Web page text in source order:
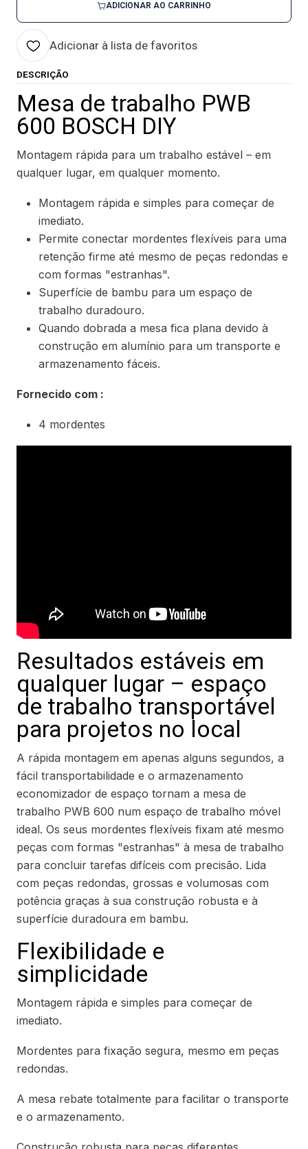
ADICIONAR AO CARRINHO
Adicionar à lista de favoritos
DESCRIÇÃO
Mesa de trabalho PWB
600 BOSCH DIY
Montagem rápida para um trabalho estável – em
qualquer lugar, em qualquer momento.
Montagem rápida e simples para começar de
imediato.
Permite conectar mordentes flexíveis para uma
retenção firme até mesmo de peças redondas e
com formas "estranhas".
Superfície de bambu para um espaço de
trabalho duradouro.
Quando dobrada a mesa fica plana devido à
construção em alumínio para um transporte e
armazenamento fáceis.
Fornecido com :
4 mordentes
Resultados estáveis em
qualquer lugar – espaço
de trabalho transportável
para projetos no local
A rápida montagem em apenas alguns segundos, a
fácil transportabilidade e o armazenamento
economizador de espaço tornam a mesa de
trabalho PWB 600 num espaço de trabalho móvel
ideal. Os seus mordentes flexíveis fixam até mesmo
peças com formas "estranhas" à mesa de trabalho
para concluir tarefas difíceis com precisão. Lida
com peças redondas, grossas e volumosas com
potência graças à sua construção robusta e à
superfície duradoura em bambu.
Flexibilidade e
simplicidade
Montagem rápida e simples para começar de
imediato.
Mordentes para fixação segura, mesmo em peças
redondas.
A mesa rebate totalmente para facilitar o transporte
e o armazenamento.